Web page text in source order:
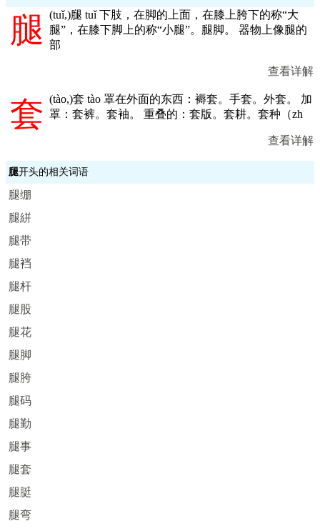
腿 (tuǐ,)腿 tuǐ 下肢，在脚的上面，在膝上胯下的称“大
腿”，在膝下脚上的称“小腿”。腿脚。 器物上像腿的
部
查看详解
套 (tào,)套 tào 罩在外面的东西：褥套。手套。外套。 加
罩：套裤。套袖。 重叠的：套版。套耕。套种（zh
查看详解
腿开头的相关词语
腿绷
腿絣
腿带
腿裆
腿杆
腿股
腿花
腿脚
腿胯
腿码
腿勤
腿事
腿套
腿脡
腿弯